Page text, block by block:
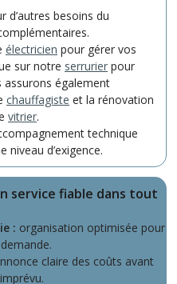
d’autres besoins du
électricien pour gérer vos
sur notre serrurier pour
également
chauffagiste et la rénovation
vitrier.
technique
d’exigence.
service fiable dans tout
: organisation optimisée pour
claire des coûts avant